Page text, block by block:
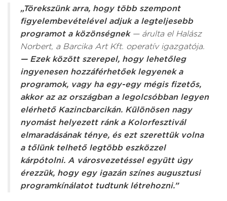
„Törekszünk arra, hogy több szempont
figyelembevételével adjuk a legteljesebb
programot a közönségnek— árulta el Halász
Norbert, a Barcika Art Kft. operatív igazgatója.
— Ezek között szerepel, hogy lehetőleg
ingyenesen hozzáférhetőek legyenek a
programok, vagy ha egy-egy mégis fizetős,
akkor az az országban a legolcsóbban legyen
elérhető Kazincbarcikán. Különösen nagy
nyomást helyezett ránk a Kolorfesztivál
elmaradásának ténye, és ezt szerettük volna
a tőlünk telhető legtöbb eszközzel
kárpótolni. A városvezetéssel együtt úgy
érezzük, hogy egy igazán színes augusztusi
programkínálatot tudtunk létrehozni.”